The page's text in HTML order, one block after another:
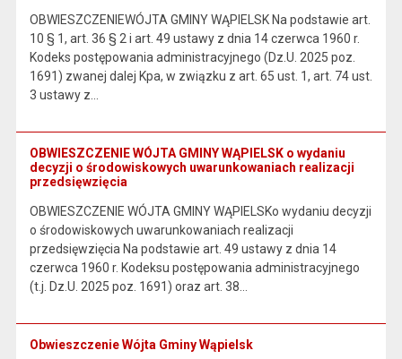
OBWIESZCZENIEWÓJTA GMINY WĄPIELSK Na podstawie art.
10 § 1, art. 36 § 2 i art. 49 ustawy z dnia 14 czerwca 1960 r.
Kodeks postępowania administracyjnego (Dz.U. 2025 poz.
1691) zwanej dalej Kpa, w związku z art. 65 ust. 1, art. 74 ust.
3 ustawy z…
OBWIESZCZENIE WÓJTA GMINY WĄPIELSK o wydaniu
decyzji o środowiskowych uwarunkowaniach realizacji
przedsięwzięcia
OBWIESZCZENIE WÓJTA GMINY WĄPIELSKo wydaniu decyzji
o środowiskowych uwarunkowaniach realizacji
przedsięwzięcia Na podstawie art. 49 ustawy z dnia 14
czerwca 1960 r. Kodeksu postępowania administracyjnego
(t.j. Dz.U. 2025 poz. 1691) oraz art. 38…
Obwieszczenie Wójta Gminy Wąpielsk